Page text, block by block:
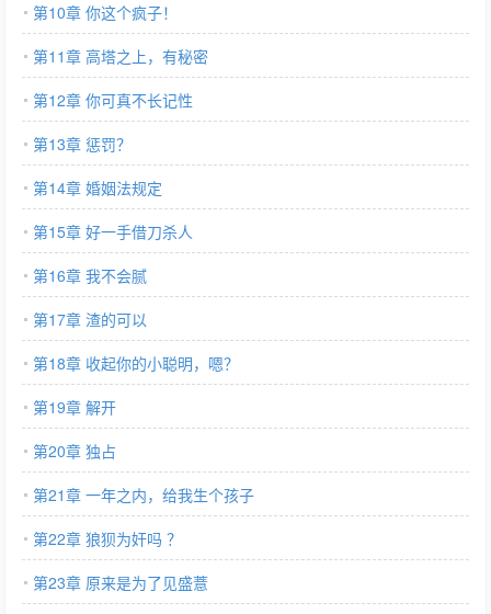
第10章 你这个疯子！
第11章 高塔之上，有秘密
第12章 你可真不长记性
第13章 惩罚？
第14章 婚姻法规定
第15章 好一手借刀杀人
第16章 我不会腻
第17章 渣的可以
第18章 收起你的小聪明，嗯？
第19章 解开
第20章 独占
第21章 一年之内，给我生个孩子
第22章 狼狈为奸吗 ？
第23章 原来是为了见盛薏